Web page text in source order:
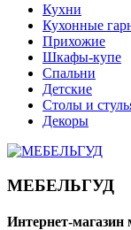
Кухни
Кухонные
Прихожие
Шкафы-купе
Спальни
Детские
Столы и
Декоры
МЕБЕЛЬГУД
Интернет-магазин